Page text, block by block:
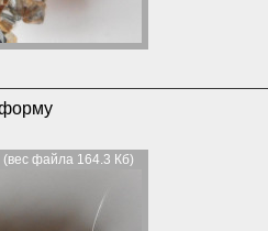
форму
файла 164.3 Кб)